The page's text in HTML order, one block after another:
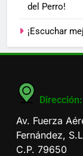
del Perro!
¡Escuchar
Dirección:
Av. Fuerza
Fernández,
C.P. 79650